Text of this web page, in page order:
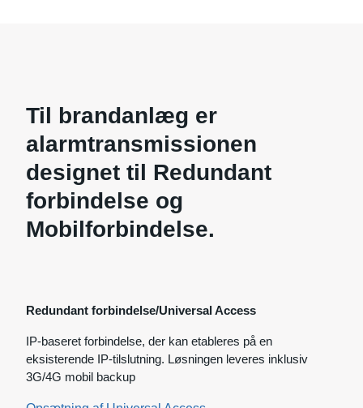
Til brandanlæg er
alarmtransmissionen
designet til Redundant
forbindelse og
Mobilforbindelse.
Redundant forbindelse/Universal Access
IP-baseret forbindelse, der kan etableres på en
eksisterende IP-tilslutning. Løsningen leveres inklusiv
3G/4G mobil backup